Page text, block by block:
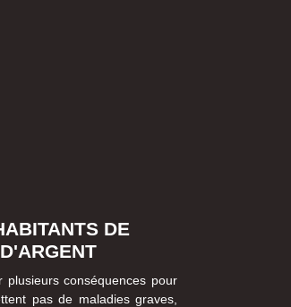
DE
plusieurs conséquences pour
pas de maladies graves,